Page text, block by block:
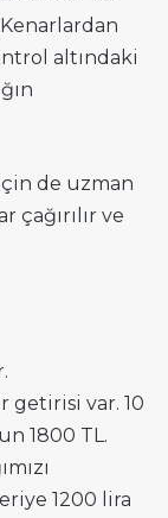
altındaki
de uzman
çağırılır ve
getirisi var. 10
1800 TL.
1200 lira